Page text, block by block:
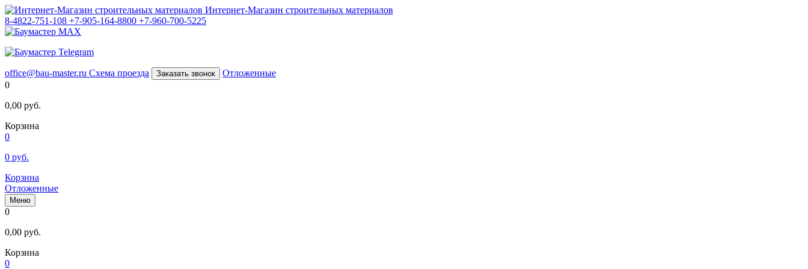
Интернет-Магазин строительных материалов
8-4822-751-108 +7-905-164-8800 +7-960-700-5225
office@bau-master.ru Схема проезда Заказать звонок
Отложенные
0
0,00 руб.
Корзина
0
0 руб.
Корзина
Отложенные
Меню
0
0,00 руб.
Корзина
0